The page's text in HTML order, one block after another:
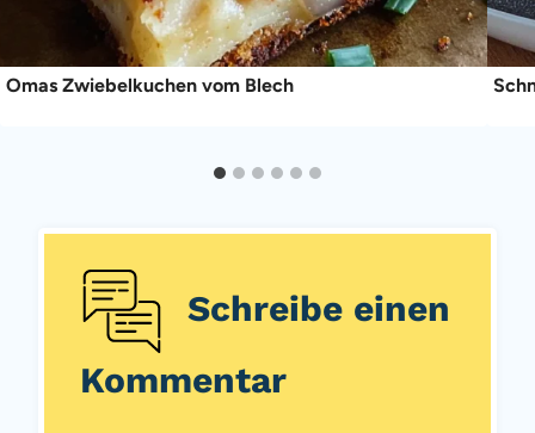
Omas Zwiebelkuchen vom Blech
Schreibe einen
Kommentar